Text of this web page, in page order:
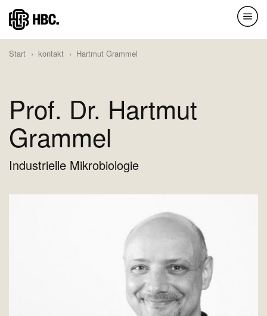
Direkt
zum
Inhalt
Start kontakt Hartmut Grammel
Prof. Dr. Hartmut
Grammel
Industrielle Mikrobiologie